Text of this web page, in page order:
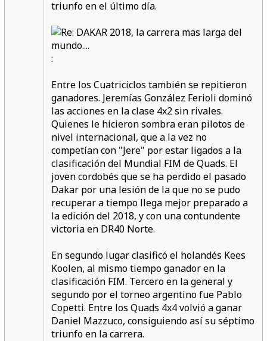
triunfo en el último día.
:
Entre los Cuatriciclos también se repitieron
ganadores. Jeremías González Ferioli dominó
las acciones en la clase 4x2 sin rivales.
Quienes le hicieron sombra eran pilotos de
nivel internacional, que a la vez no
competían con "Jere" por estar ligados a la
clasificación del Mundial FIM de Quads. El
joven cordobés que se ha perdido el pasado
Dakar por una lesión de la que no se pudo
recuperar a tiempo llega mejor preparado a
la edición del 2018, y con una contundente
victoria en DR40 Norte.
En segundo lugar clasificó el holandés Kees
Koolen, al mismo tiempo ganador en la
clasificación FIM. Tercero en la general y
segundo por el torneo argentino fue Pablo
Copetti. Entre los Quads 4x4 volvió a ganar
Daniel Mazzuco, consiguiendo así su séptimo
triunfo en la carrera.